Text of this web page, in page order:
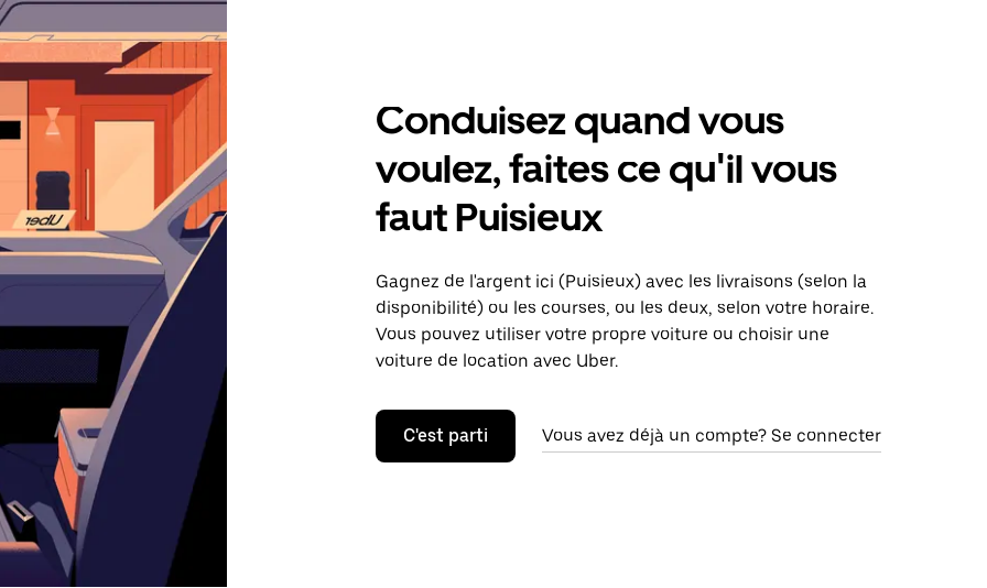
Conduisez quand vous
voulez, faites ce qu'il vous
faut Puisieux
Gagnez de l'argent ici (Puisieux) avec les livraisons (selon la
disponibilité) ou les courses, ou les deux, selon votre horaire.
Vous pouvez utiliser votre propre voiture ou choisir une
voiture de location avec Uber.
C'est parti Vous avez déjà un compte? Se connecter